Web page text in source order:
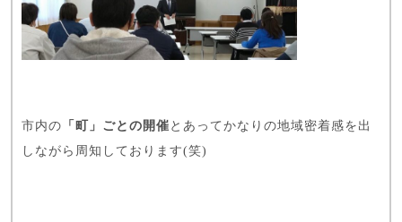
市内の 「町」ごとの開催 とあってかなりの地域密着感を出
しながら周知しております(笑)